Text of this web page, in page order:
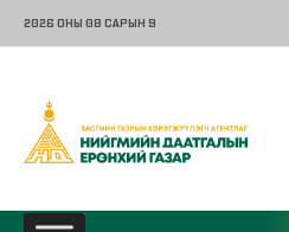
2026 ОНЫ 08 САРЫН 9